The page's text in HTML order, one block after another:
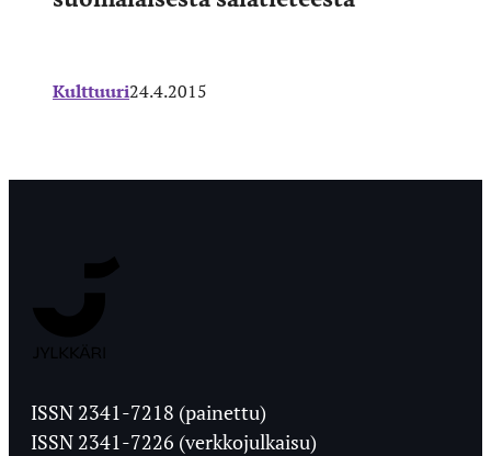
Kulttuuri24.4.2015
Ylioppilaslehti
ISSN 2341-7218 (painettu)
ISSN 2341-7226 (verkkojulkaisu)